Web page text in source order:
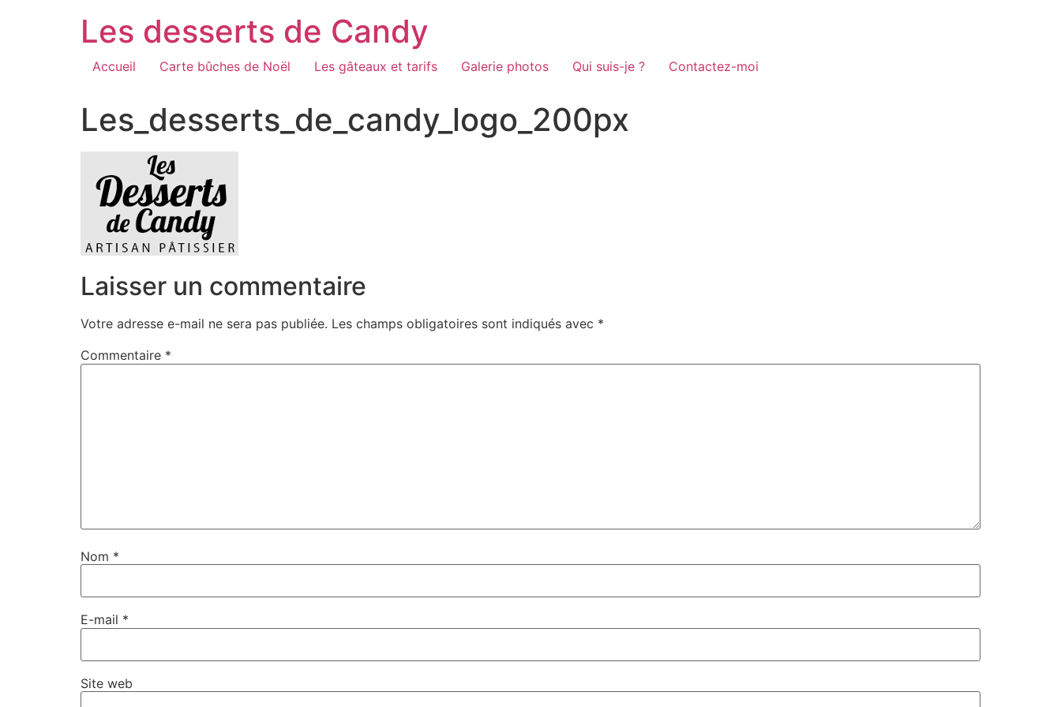
Les desserts de Candy
Accueil Carte bûches de Noël Les gâteaux et tarifs Galerie photos Qui suis-je ? Contactez-moi
Les_desserts_de_candy_logo_200px
Laisser un commentaire
Votre adresse e-mail ne sera pas publiée. Les champs obligatoires sont indiqués avec *
Commentaire *
Nom *
E-mail *
Site web